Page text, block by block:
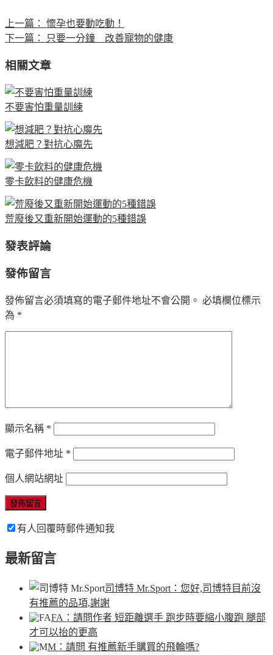
上一篇：
懷孕也要動吃動！
下一篇：
只要一分鐘 改善寵物的健康
相關文章
不要害怕重量訓練
想減肥？對抗心魔先
零卡飲料的健康危機
荒廢後又重新開始運動的5種錯誤
發表評論
發佈留言
發佈留言必須填寫的電子郵件地址不會公開。 必填欄位標示
為 *
顯示名稱 *
電子郵件地址 *
個人網站網址
有人回覆時郵件通知我
最新留言
司博特 Mr.Sport ：您好,司博特目前沒
有推薦的品項,謝謝
FA ：請問作者 短距離選手 跑步時要縮小腹跑 腿部
才可以抬的更高
M ：請問 有推薦新手購買的飛輪嗎?